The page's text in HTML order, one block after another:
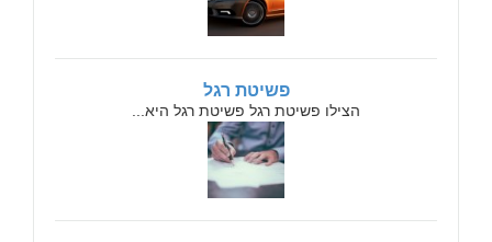
פשיטת רגל
הצילו פשיטת רגל פשיטת רגל היא...